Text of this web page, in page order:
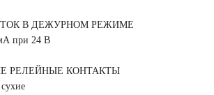
В ДЕЖУРНОМ РЕЖИМЕ
при 24 В
РЕЛЕЙНЫЕ КОНТАКТЫ